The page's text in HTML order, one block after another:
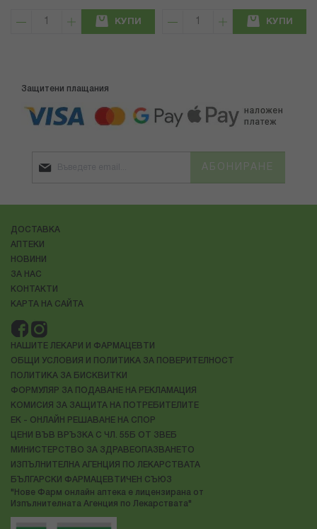
КУПИ КУПИ
Защитени плащания
АБОНИРАНЕ
ДОСТАВКА
АПТЕКИ
НОВИНИ
ЗА НАС
КОНТАКТИ
КАРТА НА САЙТА
НАШИТЕ ЛЕКАРИ И ФАРМАЦЕВТИ
ОБЩИ УСЛОВИЯ И ПОЛИТИКА ЗА ПОВЕРИТЕЛНОСТ
ПОЛИТИКА ЗА БИСКВИТКИ
ФОРМУЛЯР ЗА ПОДАВАНЕ НА РЕКЛАМАЦИЯ
КОМИСИЯ ЗА ЗАЩИТА НА ПОТРЕБИТЕЛИТЕ
ЕК - ОНЛАЙН РЕШАВАНЕ НА СПОР
ЦЕНИ ВЪВ ВРЪЗКА С ЧЛ. 55Б ОТ ЗВЕБ
МИНИСТЕРСТВО ЗА ЗДРАВЕОПАЗВАНЕТО
ИЗПЪЛНИТЕЛНА АГЕНЦИЯ ПО ЛЕКАРСТВАТА
БЪЛГАРСКИ ФАРМАЦЕВТИЧЕН СЪЮЗ
"Нове Фарм онлайн аптека е лицензирана от
Изпълнителната Агенция по Лекарствата"